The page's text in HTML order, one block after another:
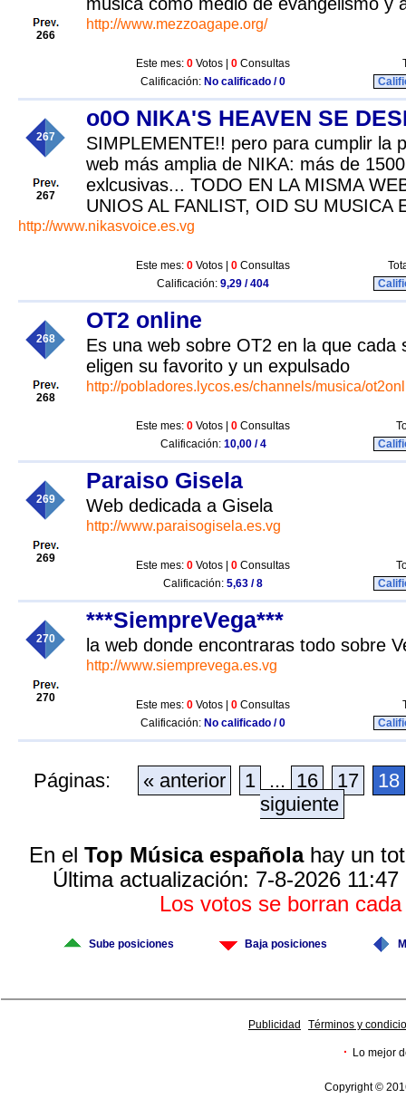
266
http://www.mezzoagape.org/
Este mes: 0 Votos | 0 Consultas
Calificación: No calificado / 0
267
267
o0O NIKA'S HEAVEN SE
SIMPLEMENTE!! pero para cumplir la
web más amplia de NIKA: más de
exlcusivas... TODO EN LA MISMA
UNIOS AL FANLIST, OID SU MUSICA
http://www.nikasvoice.es.vg
Este mes: 0 Votos | 0 Consultas
Calificación: 9,29 / 404
268
268
OT2 online
Es una web sobre OT2 en la que cada
eligen su favorito y un expulsado
http://pobladores.lycos.es/channels/musica/
Este mes: 0 Votos | 0 Consultas
Calificación: 10,00 / 4
269
269
Paraiso Gisela
Web dedicada a Gisela
http://www.paraisogisela.es.vg
Este mes: 0 Votos | 0 Consultas
Calificación: 5,63 / 8
270
270
***SiempreVega***
la web donde encontraras todo sobre
http://www.siemprevega.es.vg
Este mes: 0 Votos | 0 Consultas
Calificación: No calificado / 0
Páginas: « anterior 1 ... 16 17
18
siguiente
En el Top Música españolahay un
Última actualización: 7-8-2026
Los votos se borran
Sube posiciones Baja posiciones
Publicidad Términos y
· Lo mejor
Copyright ©